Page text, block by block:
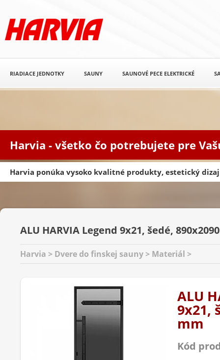
Harvia - všetko čo potrebujete pre
Harvia ponúka vysoko kvalitné produkty, estetický
RIADIACE JEDNOTKY SAUNY SAUNOVÉ PECE ELEKTRICKÉ
ALU HARVIA Legend 9x21, šedé,
Harvia > Dvere do finskej sauny > Materiál >
ALU
9x21,
mm
Kód